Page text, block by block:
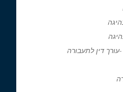
עורך דין לתעבורה